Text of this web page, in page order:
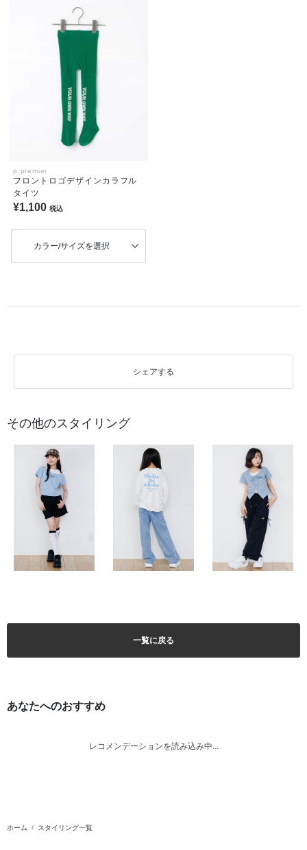
p.premier
フロントロゴデザインカラフル
タイツ
¥1,100 税込
カラー/サイズを選択
シェアする
その他のスタイリング
一覧に戻る
あなたへのおすすめ
レコメンデーションを読み込み中...
ホーム スタイリング一覧